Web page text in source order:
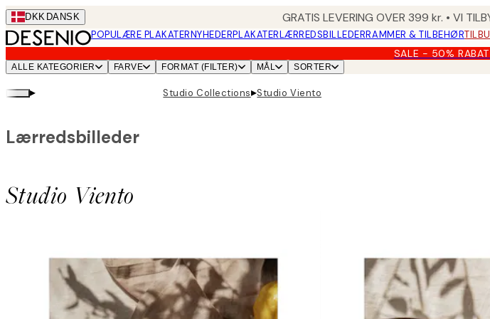
Skip
to
main
content.
DKK DANSK GRATIS LEVERING OVER 399 kr. • VI
POPULÆRE PLAKATERNYHEDERPLAKATERLÆRREDSBILLEDERRAMMER & TILBEHØR
SALE - 50% RABAT
ALLE KATEGORIER FARVE FORMAT (FILTER) MÅL SORTER
▸ Studio Collections▸Studio Viento
Studio Viento
Lærredsbilleder